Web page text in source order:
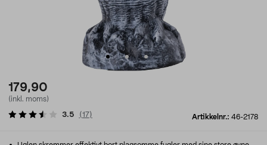
179,90
(inkl. moms)
Artikkelnr.: 46-2178
3.5 (17)